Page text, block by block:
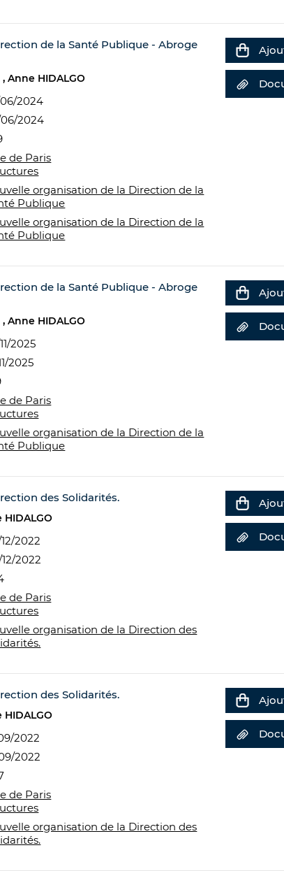
de la Santé Publique - Abroge
Anne HIDALGO
2024
2024
de Paris
organisation de la Direction de la
Publique
organisation de la Direction de la
Publique
de la Santé Publique - Abroge
Anne HIDALGO
2025
2025
de Paris
organisation de la Direction de la
Publique
des Solidarités.
HIDALGO
2022
2022
de Paris
organisation de la Direction des
des Solidarités.
HIDALGO
2022
2022
de Paris
organisation de la Direction des